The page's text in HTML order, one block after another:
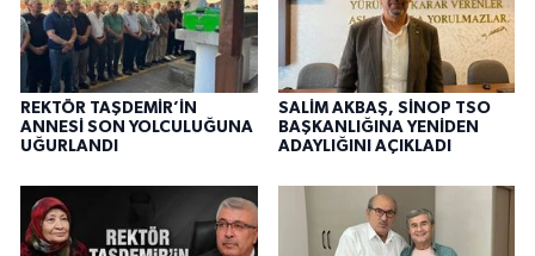
REKTÖR TAŞDEMİR’İN
ANNESİ SON YOLCULUĞUNA
UĞURLANDI
SALİM AKBAŞ, SİNOP TSO
BAŞKANLIĞINA YENİDEN
ADAYLIĞINI AÇIKLADI